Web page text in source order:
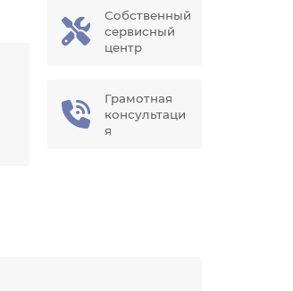
Собственный
сервисный
центр
Грамотная
консультаци
я